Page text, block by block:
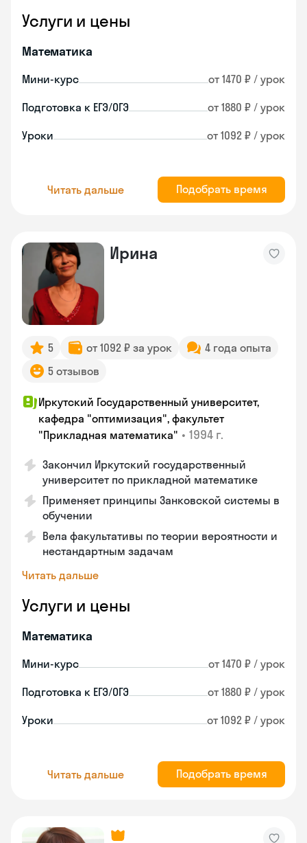
Услуги и цены
Математика
Мини-курс от 1470 ₽ / урок
Подготовка к ЕГЭ/ОГЭ от 1880 ₽ / урок
Уроки от 1092 ₽ / урок
Читать дальше Подобрать время
Ирина
5 от 1092 ₽ за урок
4 года опыта
5 отзывов
Иркутский Государственный университет,
кафедра "оптимизация", факультет
"Прикладная математика" • 1994 г.
Закончил Иркутский государственный
университет по прикладной математике
Применяет принципы Занковской системы в
обучении
Вела факультативы по теории вероятности и
нестандартным задачам
Читать дальше
Услуги и цены
Математика
Мини-курс от 1470 ₽ / урок
Подготовка к ЕГЭ/ОГЭ от 1880 ₽ / урок
Уроки от 1092 ₽ / урок
Читать дальше Подобрать время